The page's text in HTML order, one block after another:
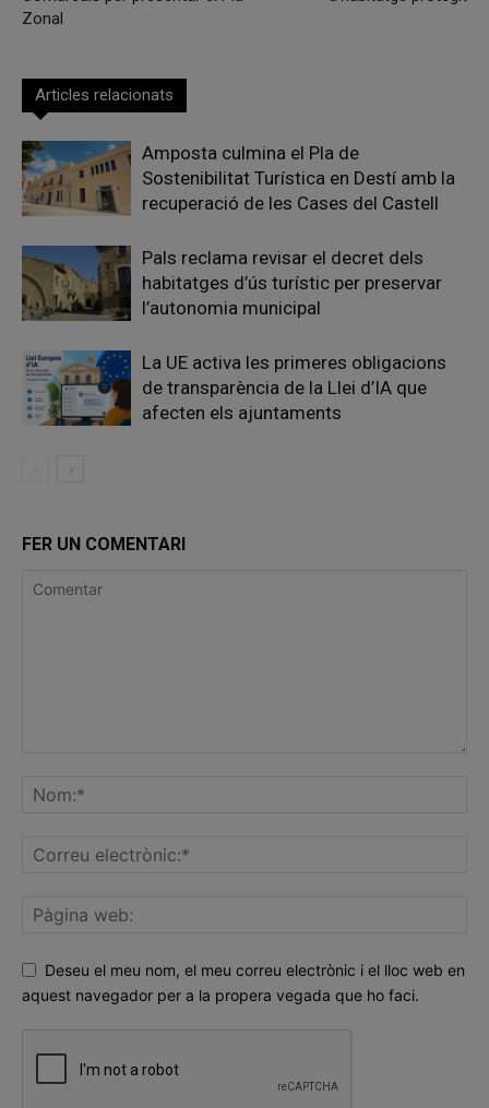
Zonal
Articles relacionats
Amposta culmina el Pla de
Sostenibilitat Turística en Destí amb la
recuperació de les Cases del Castell
Pals reclama revisar el decret dels
habitatges d’ús turístic per preservar
l’autonomia municipal
La UE activa les primeres obligacions
de transparència de la Llei d’IA que
afecten els ajuntaments
FER UN COMENTARI
Deseu el meu nom, el meu correu electrònic i el lloc web en
aquest navegador per a la propera vegada que ho faci.